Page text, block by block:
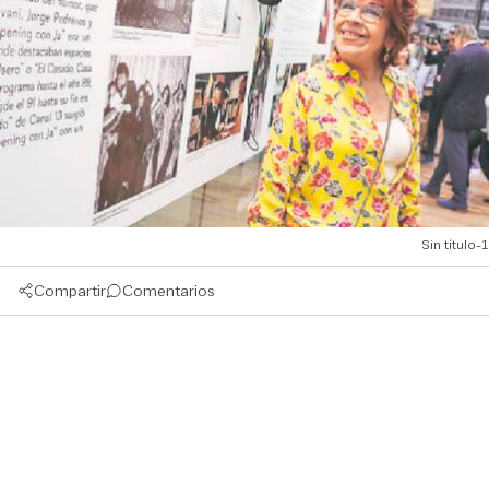
Sin título-1
Compartir Comentarios